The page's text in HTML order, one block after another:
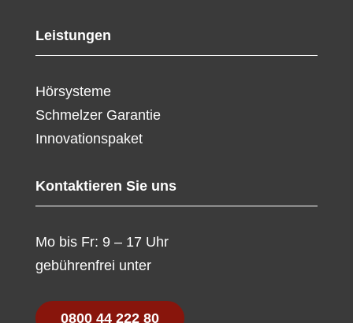
Leistungen
Hörsysteme
Schmelzer Garantie
Innovationspaket
Kontaktieren Sie uns
Mo bis Fr: 9 – 17 Uhr
gebührenfrei unter
0800 44 222 80